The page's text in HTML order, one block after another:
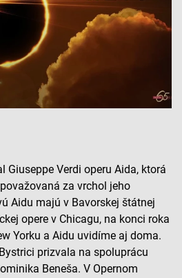
Giuseppe Verdi operu Aida, ktorá
za vrchol jeho
Aidu majú v Bavorskej štátnej
opere v Chicagu, na konci roka
Yorku a Aidu uvidíme aj doma.
prizvala na spoluprácu
Beneša. V Opernom